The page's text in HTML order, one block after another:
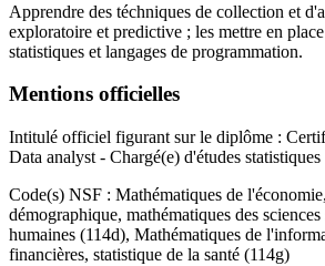
Apprendre des téchniques de collection et
exploratoire et predictive ; les mettre en
statistiques et langages de programmation.
Mentions officielles
Intitulé officiel figurant sur le diplôme :
Data analyst - Chargé(e) d'études statistiques
Code(s) NSF : Mathématiques de
démographique, mathématiques des sciences
humaines (114d), Mathématiques de
financières, statistique de la santé (114g)